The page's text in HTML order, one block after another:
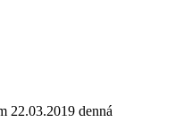
22.03.2019 denná